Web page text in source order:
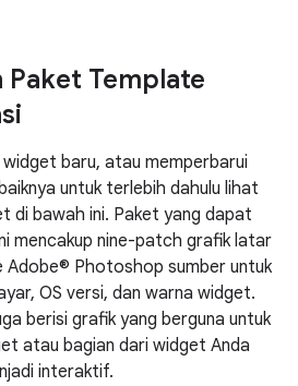
Paket Template
baru, atau memperbarui
untuk terlebih dahulu lihat
di bawah ini. Paket yang dapat
mencakup nine-patch grafik latar
Adobe® Photoshop sumber untuk
OS versi, dan warna widget.
berisi grafik yang berguna untuk
atau bagian dari widget Anda
interaktif.